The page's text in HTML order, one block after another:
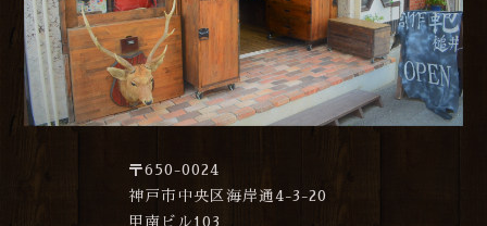
〒650-0024
神戸市中央区海岸通4-3-20
甲南ビル103